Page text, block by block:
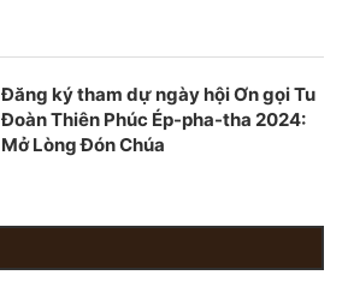
Đăng ký tham dự ngày hội Ơn gọi Tu
Đoàn Thiên Phúc Ép-pha-tha 2024:
Mở Lòng Đón Chúa